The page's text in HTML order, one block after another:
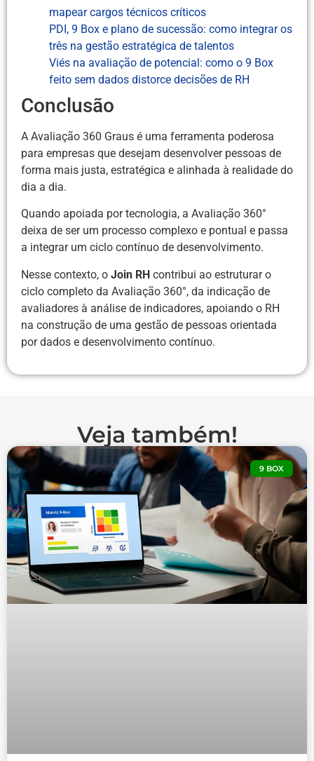
mapear cargos técnicos críticos
PDI, 9 Box e plano de sucessão: como integrar os
três na gestão estratégica de talentos
Viés na avaliação de potencial: como o 9 Box
feito sem dados distorce decisões de RH
Conclusão
A Avaliação 360 Graus é uma ferramenta poderosa
para empresas que desejam desenvolver pessoas de
forma mais justa, estratégica e alinhada à realidade do
dia a dia.
Quando apoiada por tecnologia, a Avaliação 360°
deixa de ser um processo complexo e pontual e passa
a integrar um ciclo contínuo de desenvolvimento.
Nesse contexto, o Join RH contribui ao estruturar o
ciclo completo da Avaliação 360°, da indicação de
avaliadores à análise de indicadores, apoiando o RH
na construção de uma gestão de pessoas orientada
por dados e desenvolvimento contínuo.
Veja também!
9 BOX